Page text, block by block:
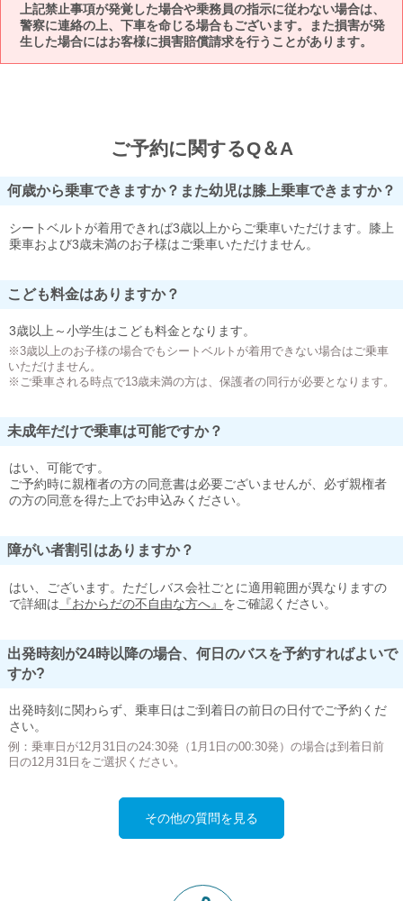
上記禁止事項が発覚した場合や乗務員の指示に従わない場合は、
警察に連絡の上、下車を命じる場合もございます。また損害が発
生した場合にはお客様に損害賠償請求を行うことがあります。
ご予約に関するQ＆A
何歳から乗車できますか？また幼児は膝上乗車できますか？
シートベルトが着用できれば3歳以上からご乗車いただけます。膝上
乗車および3歳未満のお子様はご乗車いただけません。
こども料金はありますか？
3歳以上～小学生はこども料金となります。
※3歳以上のお子様の場合でもシートベルトが着用できない場合はご乗車
いただけません。
※ご乗車される時点で13歳未満の方は、保護者の同行が必要となります。
未成年だけで乗車は可能ですか？
はい、可能です。
ご予約時に親権者の方の同意書は必要ございませんが、必ず親権者
の方の同意を得た上でお申込みください。
障がい者割引はありますか？
はい、ございます。ただしバス会社ごとに適用範囲が異なりますの
で詳細は 『おからだの不自由な方へ』 をご確認ください。
出発時刻が24時以降の場合、何日のバスを予約すればよいで
すか?
出発時刻に関わらず、乗車日はご到着日の前日の日付でご予約くだ
さい。
例：乗車日が12月31日の24:30発（1月1日の00:30発）の場合は到着日前
日の12月31日をご選択ください。
その他の質問を見る